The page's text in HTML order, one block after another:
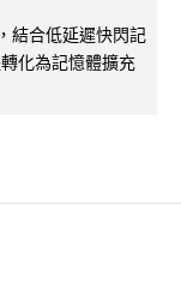
結合低延遲快閃記
化為記憶體擴充